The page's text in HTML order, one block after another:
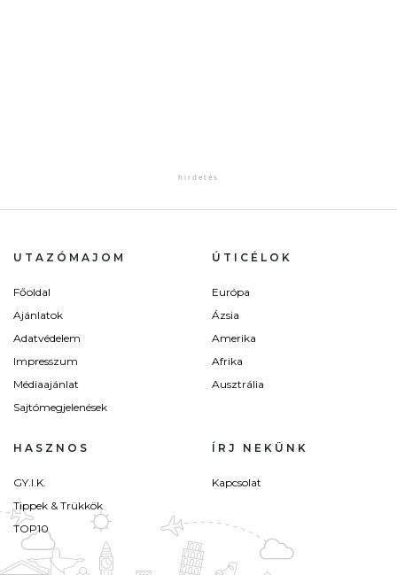
UTAZÓMAJOM
Főoldal
Ajánlatok
Adatvédelem
Impresszum
Médiaajánlat
Sajtómegjelenések
ÚTICÉLOK
Európa
Ázsia
Amerika
Afrika
Ausztrália
HASZNOS
GY.I.K.
Tippek & Trükkök
TOP10
ÍRJ NEKÜNK
Kapcsolat